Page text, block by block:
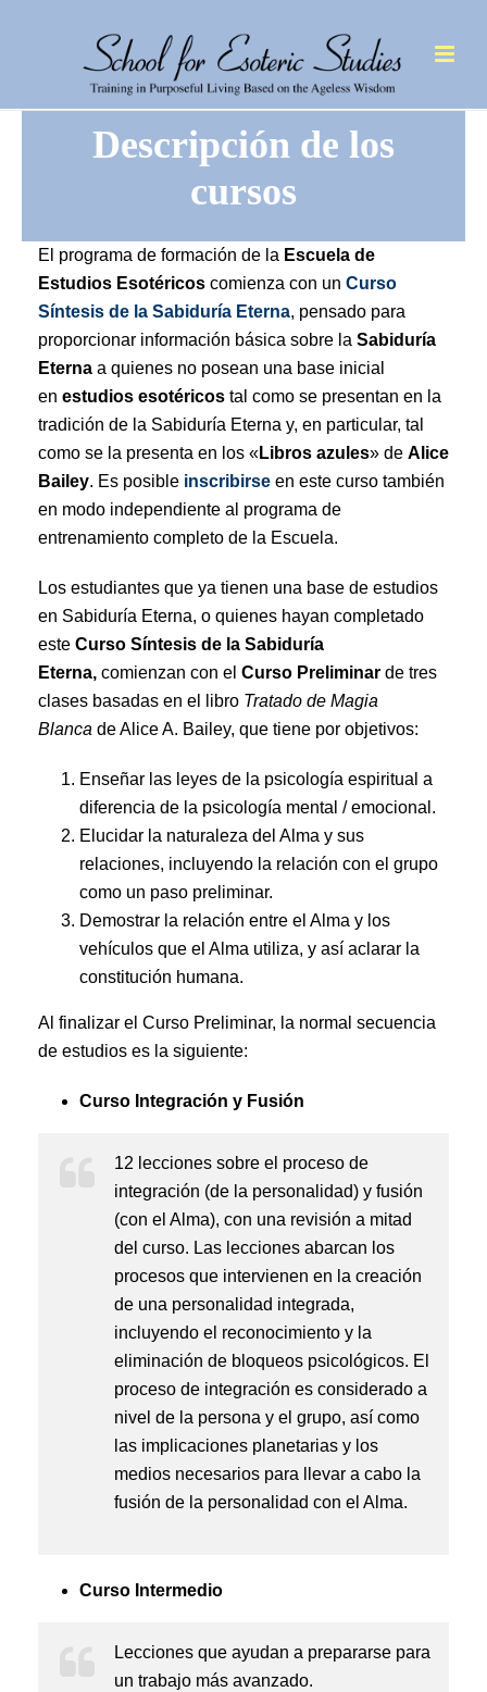
Descripción de los
cursos
El programa de formación de la Escuela de
Estudios Esotéricos comienza con un Curso
Síntesis de la Sabiduría Eterna, pensado para
proporcionar información básica sobre la Sabiduría
Eterna a quienes no posean una base inicial
en estudios esotéricos tal como se presentan en la
tradición de la Sabiduría Eterna y, en particular, tal
como se la presenta en los «Libros azules» de Alice
Bailey. Es posible inscribirse en este curso también
en modo independiente al programa de
entrenamiento completo de la Escuela.
Los estudiantes que ya tienen una base de estudios
en Sabiduría Eterna, o quienes hayan completado
este Curso Síntesis de la Sabiduría
Eterna, comienzan con el Curso Preliminar de tres
clases basadas en el libro Tratado de Magia
Blanca de Alice A. Bailey, que tiene por objetivos:
Enseñar las leyes de la psicología espiritual a
diferencia de la psicología mental / emocional.
Elucidar la naturaleza del Alma y sus
relaciones, incluyendo la relación con el grupo
como un paso preliminar.
Demostrar la relación entre el Alma y los
vehículos que el Alma utiliza, y así aclarar la
constitución humana.
Al finalizar el Curso Preliminar, la normal secuencia
de estudios es la siguiente:
Curso Integración y Fusión
12 lecciones sobre el proceso de
integración (de la personalidad) y fusión
(con el Alma), con una revisión a mitad
del curso. Las lecciones abarcan los
procesos que intervienen en la creación
de una personalidad integrada,
incluyendo el reconocimiento y la
eliminación de bloqueos psicológicos. El
proceso de integración es considerado a
nivel de la persona y el grupo, así como
las implicaciones planetarias y los
medios necesarios para llevar a cabo la
fusión de la personalidad con el Alma.
Curso Intermedio
Lecciones que ayudan a prepararse para
un trabajo más avanzado.